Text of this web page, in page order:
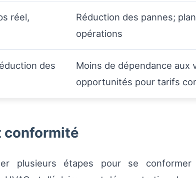
réel,
Réduction des pannes;
opérations
des
Moins de dépendance aux
opportunités pour tarifs
conformité
plusieurs étapes pour se